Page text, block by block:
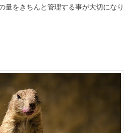
量をきちんと管理する事が大切になり